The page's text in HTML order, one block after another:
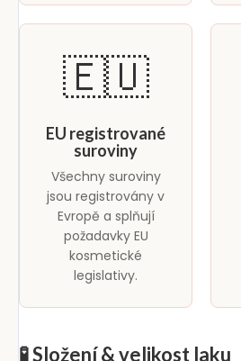
🇪🇺
EU registrované
suroviny
Všechny suroviny
jsou registrovány v
Evropě a splňují
požadavky EU
kosmetické
legislativy.
🧪 Složení & velikost laku